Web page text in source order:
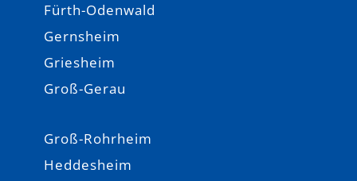
Fürth-Odenwald
Gernsheim
Griesheim
Groß-Gerau
Groß-Rohrheim
Heddesheim